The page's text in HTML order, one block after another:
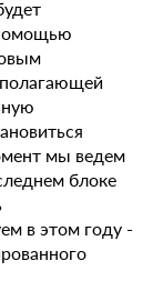
мы ведем
блоке
в этом году -